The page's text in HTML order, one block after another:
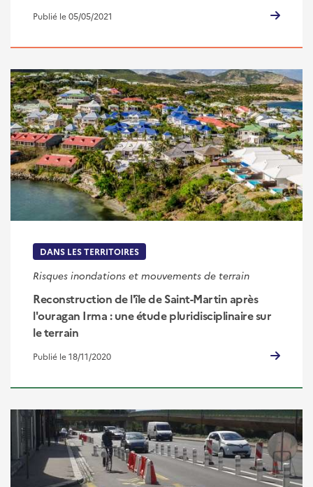
Publié le 05/05/2021
DANS LES TERRITOIRES
Risques inondations et mouvements de terrain
Reconstruction de l'île de Saint-Martin après
l'ouragan Irma : une étude pluridisciplinaire sur
le terrain
Publié le 18/11/2020